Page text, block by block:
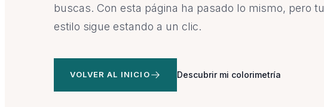
buscas. Con esta página ha pasado lo mismo, pero tu
estilo sigue estando a un clic.
VOLVER AL INICIO Descubrir mi colorimetría